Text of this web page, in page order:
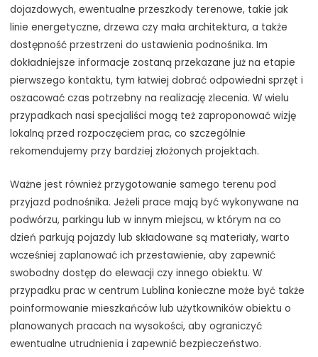
dojazdowych, ewentualne przeszkody terenowe, takie jak
linie energetyczne, drzewa czy mała architektura, a także
dostępność przestrzeni do ustawienia podnośnika. Im
dokładniejsze informacje zostaną przekazane już na etapie
pierwszego kontaktu, tym łatwiej dobrać odpowiedni sprzęt i
oszacować czas potrzebny na realizację zlecenia. W wielu
przypadkach nasi specjaliści mogą też zaproponować wizję
lokalną przed rozpoczęciem prac, co szczególnie
rekomendujemy przy bardziej złożonych projektach.
Ważne jest również przygotowanie samego terenu pod
przyjazd podnośnika. Jeżeli prace mają być wykonywane na
podwórzu, parkingu lub w innym miejscu, w którym na co
dzień parkują pojazdy lub składowane są materiały, warto
wcześniej zaplanować ich przestawienie, aby zapewnić
swobodny dostęp do elewacji czy innego obiektu. W
przypadku prac w centrum Lublina konieczne może być także
poinformowanie mieszkańców lub użytkowników obiektu o
planowanych pracach na wysokości, aby ograniczyć
ewentualne utrudnienia i zapewnić bezpieczeństwo.